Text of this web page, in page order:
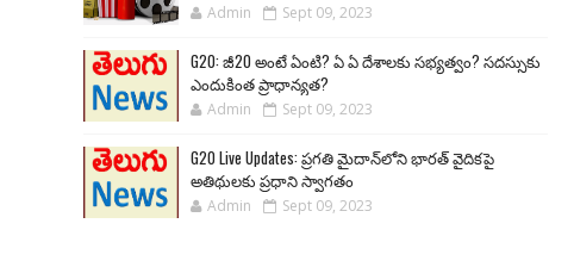
Admin Sept 09, 2023
G20: జీ20 అంటే ఏంటి? ఏ ఏ దేశాలకు సభ్యత్వం? సదస్సుకు
ఎందుకింత ప్రాధాన్యత?
Admin Sept 09, 2023
G20 Live Updates: ప్రగతి మైదాన్‌లోని భారత్ వైదికపై
అతిథులకు ప్రధాని స్వాగతం
Admin Sept 09, 2023